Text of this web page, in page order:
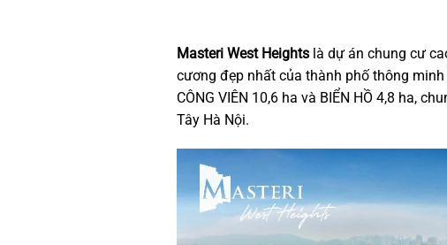
Masteri West Heightslà dự án chung cư
cương đẹp nhất của thành phố thông
CÔNG VIÊN 10,6 ha và BIỂN HỒ 4,8 ha,
Tây Hà Nội.